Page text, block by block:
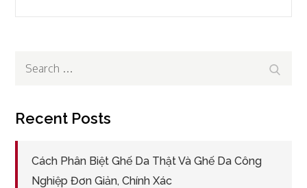
Search
Recent Posts
Cách Phân Biệt Ghế Da Thật Và Ghế Da Công
Nghiệp Đơn Giản, Chính Xác